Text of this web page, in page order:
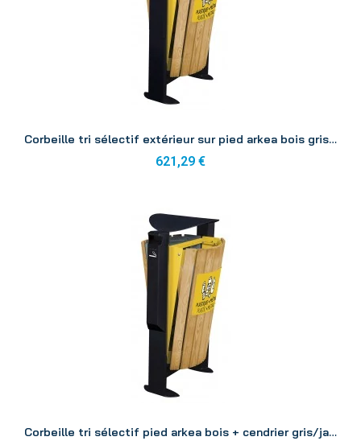
Corbeille tri sélectif extérieur sur pied arkea bois gris/jaune 2x60L
621,29 €
Corbeille tri sélectif pied arkea bois + cendrier gris/jaune 2x60L